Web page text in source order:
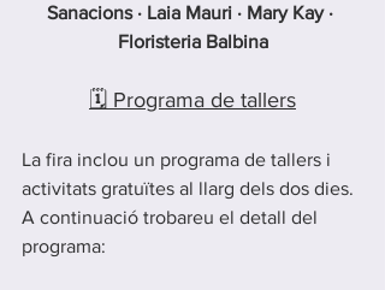
Sanacions · Laia Mauri · Mary Kay ·
Floristeria Balbina
🗓️ Programa de tallers
La fira inclou un programa de tallers i
activitats gratuïtes al llarg dels dos dies.
A continuació trobareu el detall del
programa: